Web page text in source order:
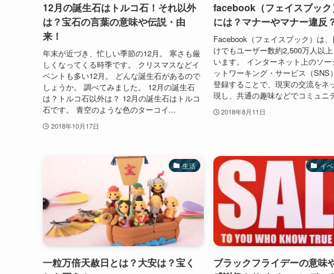
12月の誕生石はトルコ石！それ以外
は？宝石の言葉の意味や伝説・由
来！
年末が近づき、忙しい季節の12月。 寒さも厳
しくなってくる時季です。 クリスマスなどイ
ベントも多い12月。 どんな誕生石があるので
しょうか。 調べてみました。 12月の誕生石
は？トルコ石以外は？ 12月の誕生石はトルコ
石です。 青空のような色のターコイ...
2018年10月17日
facebook（フェイスブック
には？マナーやマナー違反
Facebook（フェイスブック）は
けでもユーザー数約2,500万人以
います。 インターネット上のソー
ットワーキング・サービス（SNS
登録することで、現実の交流をネ
現し、共通の趣味などでコミュニ
2018年8月11日
生活
一粒万倍天赦日とは？大安は？宝く
イ
ブラックフライデーの意味